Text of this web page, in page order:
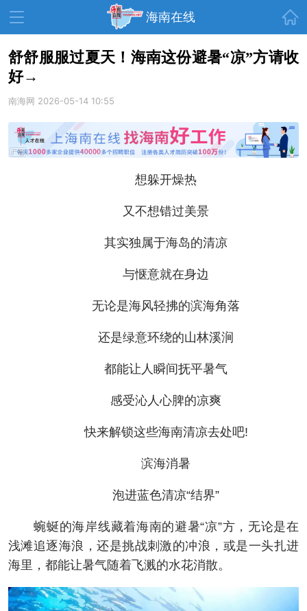
海南在线
资讯中心
教育 健康 房产
天涯企服
舒舒服服过夏天！海南这份避暑“凉”方请收
好→
南海网 2026-05-14 10:55
想躲开燥热
又不想错过美景
其实独属于海岛的清凉
与惬意就在身边
无论是海风轻拂的滨海角落
还是绿意环绕的山林溪涧
都能让人瞬间抚平暑气
感受沁人心脾的凉爽
快来解锁这些海南清凉去处吧!
滨海消暑
泡进蓝色清凉“结界”
蜿蜒的海岸线藏着海南的避暑“凉”方，无论是在
浅滩追逐海浪，还是挑战刺激的冲浪，或是一头扎进
海里，都能让暑气随着飞溅的水花消散。